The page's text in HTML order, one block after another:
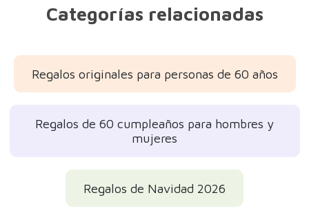
Categorías relacionadas
Regalos originales para personas de 60 años
Regalos de 60 cumpleaños para hombres y
mujeres
Regalos de Navidad 2026